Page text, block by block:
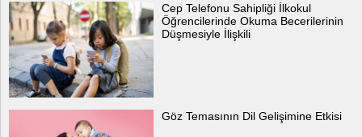
Cep Telefonu Sahipliği İlkokul
Öğrencilerinde Okuma Becerilerinin
Düşmesiyle İlişkili
Göz Temasının Dil Gelişimine Etkisi